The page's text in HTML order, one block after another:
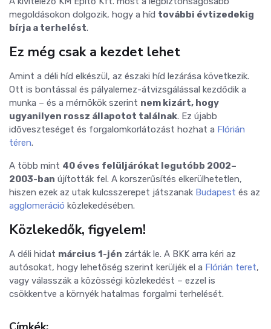
megoldásokon dolgozik, hogy a híd további évtizedekig
bírja a terhelést.
Ez még csak a kezdet lehet
Amint a déli híd elkészül, az északi híd lezárása következik.
Ott is bontással és pályalemez-átvizsgálással kezdődik a
munka – és a mérnökök szerint nem kizárt, hogy
ugyanilyen rossz állapotot találnak. Ez újabb
időveszteséget és forgalomkorlátozást hozhat a Flórián
téren.
A több mint 40 éves felüljárókat legutóbb 2002–
2003-ban újították fel. A korszerűsítés elkerülhetetlen,
hiszen ezek az utak kulcsszerepet játszanak Budapest és az
agglomeráció közlekedésében.
Közlekedők, figyelem!
A déli hidat március 1-jén zárták le. A BKK arra kéri az
autósokat, hogy lehetőség szerint kerüljék el a Flórián teret,
vagy válasszák a közösségi közlekedést – ezzel is
csökkentve a környék hatalmas forgalmi terhelését.